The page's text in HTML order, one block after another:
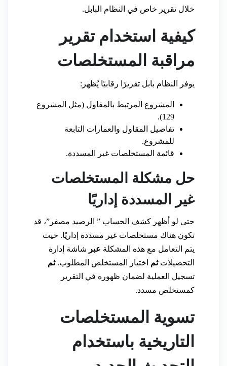
خلال تقرير خاص في النظام البابل.
كيفية استخدام تقرير
مراقبة المستخلصات
يوفر النظام بابل تقريرًا رقابيًا يُظهر:
المشروع المرتبط بالمقاول (مثل المشروع
129).
تفاصيل المقاول والعمارات التابعة
للمشروع.
قائمة المستخلصات غير المسددة.
حل مشكلة المستخلصات
غير المسددة إداريًا
حتى لو أظهر كشف الحساب ” الرصيد مصفر”، قد
تكون هناك مستخلصات غير مسددة إداريًا. حيث
يتم التعامل مع هذه المشكلة عبر شاشة إدارة
التحصيلاتثم اختيار المستخلص المطلوب.ثم
تسجيل العملية لضمان ظهوره في التقرير
كمستخلص مسدد.
تسوية المستخلصات
التاريخية باستخدام